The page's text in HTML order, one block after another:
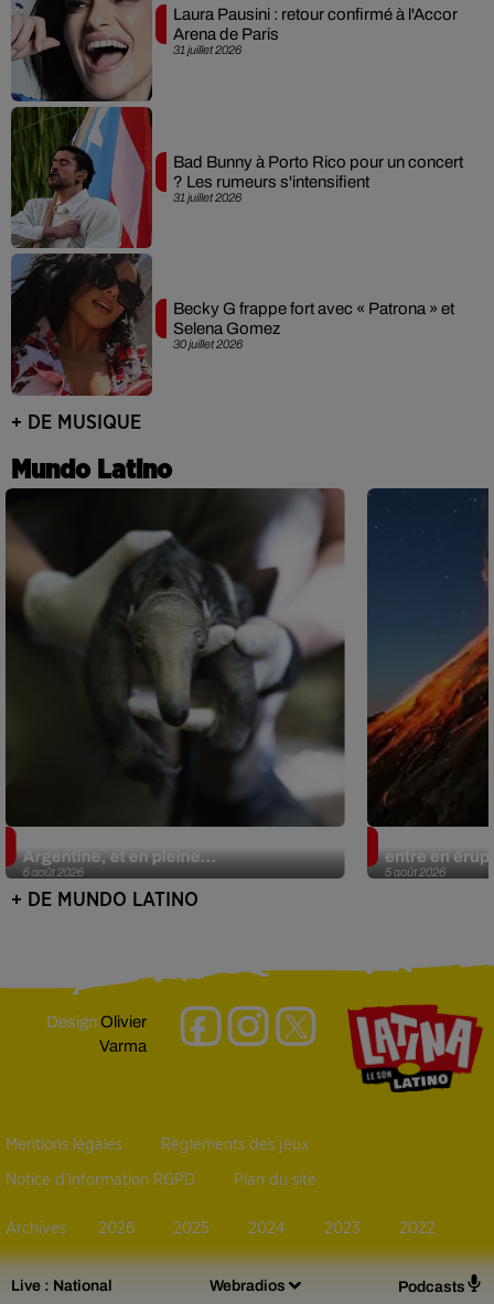
Live : National Webradios Podcasts
31 juillet 2026
Laura Pausini : retour confirmé à l'Accor
Arena de Paris
31 juillet 2026
Bad Bunny à Porto Rico pour un concert
? Les rumeurs s'intensifient
30 juillet 2026
Becky G frappe fort avec « Patrona » et
Selena Gomez
+ DE MUSIQUE
Mundo Latino
6 août 2026
Argentine, et en pleine...
5 août 2026
entre en
+ DE MUNDO LATINO
DesignOlivier
Varma
Mentions légales Règlements des jeux
Notice d’information RGPD Plan du site
Archives 2026 2025 2024 2023 2022